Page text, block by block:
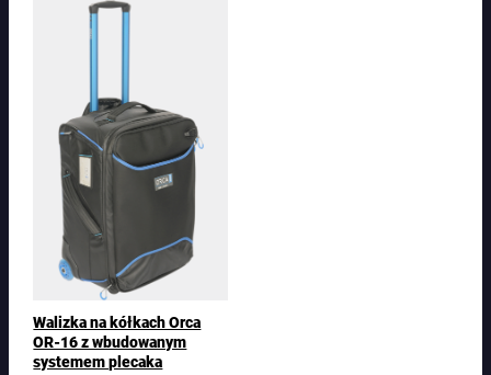
Walizka na kółkach Orca
OR-16 z wbudowanym
systemem plecaka